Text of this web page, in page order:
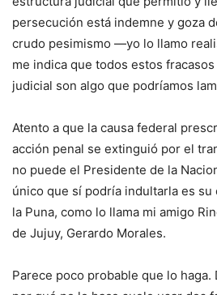
persecución está indemne y goza
crudo pesimismo —yo lo llamo
me indica que todos estos
judicial son algo que podríamos
Atento a que la causa federal
acción penal se extinguió por el
no puede el Presidente de la
único que sí podría indultarla es
la Puna, como lo llama mi amigo
de Jujuy, Gerardo Morales.
Parece poco probable que lo haga.